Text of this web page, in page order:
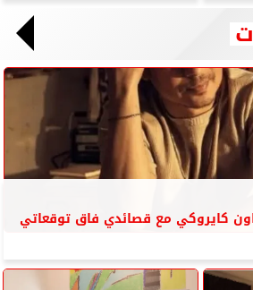
كايروكي مع قصائدي فاق توقعاتي